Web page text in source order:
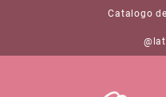
Catalogo